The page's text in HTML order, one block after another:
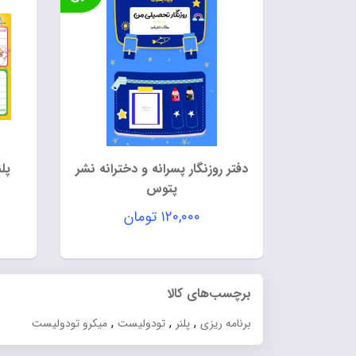
دفتر روزنگار پسرانه و دخترانه نشر
پتوس
۱۲۰,۰۰۰ تومان
برچسب‌های کالا
برنامه ریزی , پلنر , تودولیست , میکرو تودولیست